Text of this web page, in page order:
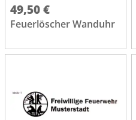
49,50 €
Feuerlöscher Wanduhr